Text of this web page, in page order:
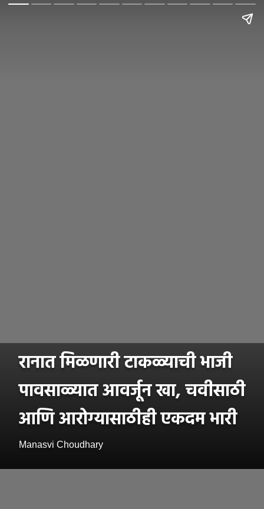
रानात मिळणारी टाकळ्याची भाजी
पावसाळ्यात आवर्जून खा, चवीसाठी
आणि आरोग्यासाठीही एकदम भारी
Manasvi Choudhary